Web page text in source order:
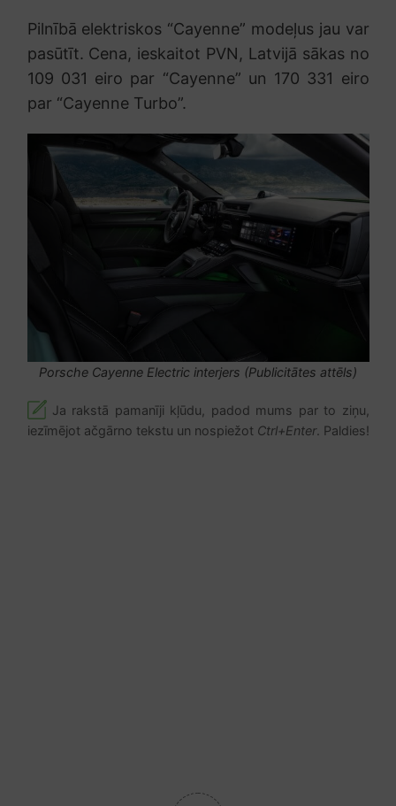
Pilnībā elektriskos “Cayenne” modeļus jau var
pasūtīt. Cena, ieskaitot PVN, Latvijā sākas no
109 031 eiro par “Cayenne” un 170 331 eiro
par “Cayenne Turbo”.
Porsche Cayenne Electric interjers (Publicitātes attēls)
Ja rakstā pamanīji kļūdu, padod mums par to ziņu,
iezīmējot ačgārno tekstu un nospiežot Ctrl+Enter. Paldies!